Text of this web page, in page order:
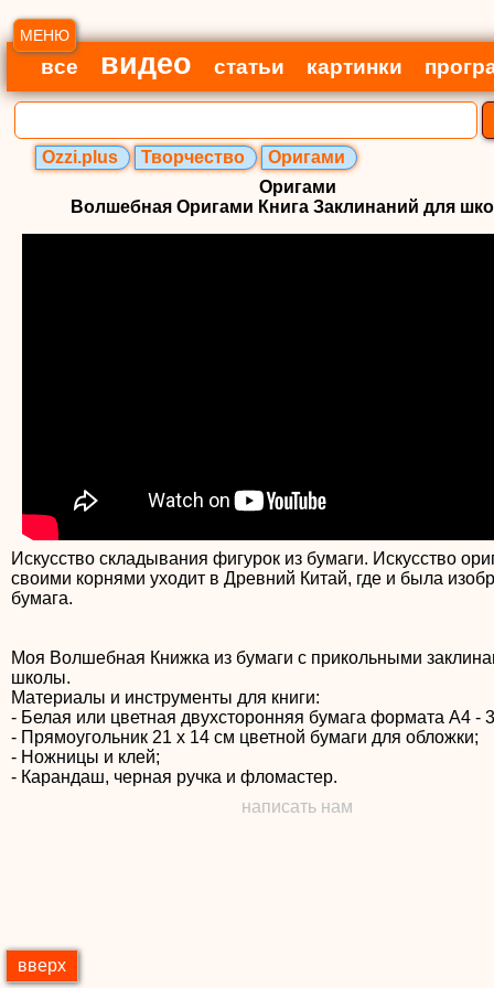
МЕНЮ
все видео статьи картинки
Ozzi.plus Творчество
Оригами
Оригами
Волшебная Оригами Книга Заклинаний для
Искусство складывания фигурок из бумаги. Искусство
своими корнями уходит в Древний Китай, где и была
бумага.
Моя Волшебная Книжка из бумаги с прикольными
школы.
Материалы и инструменты для книги:
- Белая или цветная двухсторонняя бумага формата А4 -
- Прямоугольник 21 х 14 см цветной бумаги для обложки;
- Ножницы и клей;
написать нам
вверх